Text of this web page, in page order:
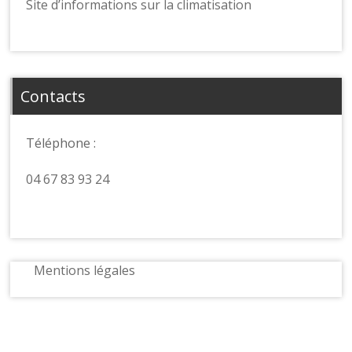
Site d’informations sur la climatisation
Contacts
Téléphone :
04 67 83 93 24
Mentions légales